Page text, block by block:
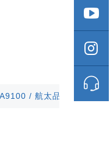
太品質 / 微星科技股份